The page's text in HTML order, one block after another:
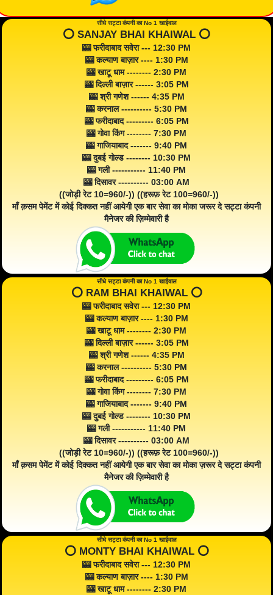
सीधे सट्टा कंपनी का No 1 खाईवाल
⭕️ SANJAY BHAI KHAIWAL ⭕️
🎰 फरीदाबाद सवेरा --- 12:30 PM
🎰 कल्याण बाज़ार ---- 1:30 PM
🎰 खाटू धाम -------- 2:30 PM
🎰 दिल्ली बाज़ार ------ 3:05 PM
🎰 श्री गणेश ------ 4:35 PM
🎰 करनाल ---------- 5:30 PM
🎰 फरीदाबाद --------- 6:05 PM
🎰 गोवा किंग -------- 7:30 PM
🎰 गाजियाबाद ------- 9:40 PM
🎰 दुबई गोल्ड -------- 10:30 PM
🎰 गली ----------- 11:40 PM
🎰 दिसावर ---------- 03:00 AM
((जोड़ी रेट 10=960/-)) ((हरूफ़ रेट 100=960/-))
माँ क़सम पेमेंट में कोई दिक्कत नहीं आयेगी एक बार सेवा का मोका जरूर दे सट्टा कंपनी
मैनेजर की ज़िम्मेवारी है
सीधे सट्टा कंपनी का No 1 खाईवाल
⭕️ RAM BHAI KHAIWAL ⭕️
🎰 फरीदाबाद सवेरा --- 12:30 PM
🎰 कल्याण बाज़ार ---- 1:30 PM
🎰 खाटू धाम -------- 2:30 PM
🎰 दिल्ली बाज़ार ------ 3:05 PM
🎰 श्री गणेश ------ 4:35 PM
🎰 करनाल ---------- 5:30 PM
🎰 फरीदाबाद --------- 6:05 PM
🎰 गोवा किंग -------- 7:30 PM
🎰 गाजियाबाद ------- 9:40 PM
🎰 दुबई गोल्ड -------- 10:30 PM
🎰 गली ----------- 11:40 PM
🎰 दिसावर ---------- 03:00 AM
((जोड़ी रेट 10=960/-)) ((हरूफ़ रेट 100=960/-))
माँ क़सम पेमेंट में कोई दिक्कत नहीं आयेगी एक बार सेवा का मोका ज़रूर दे सट्टा कंपनी
मैनेजर की ज़िम्मेवारी है
सीधे सट्टा कंपनी का No 1 खाईवाल
⭕️ MONTY BHAI KHAIWAL ⭕️
🎰 फरीदाबाद सवेरा --- 12:30 PM
🎰 कल्याण बाज़ार ---- 1:30 PM
🎰 खाटू धाम -------- 2:30 PM